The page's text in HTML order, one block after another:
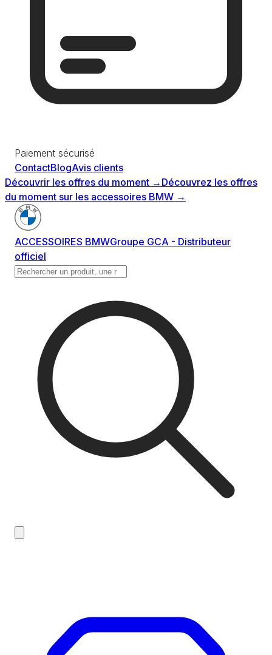
Paiement sécurisé
ContactBlogAvis clients
Découvrir les offres du moment → Découvrez les offres
du moment sur les accessoires BMW →
ACCESSOIRES BMWGroupe GCA - Distributeur
officiel